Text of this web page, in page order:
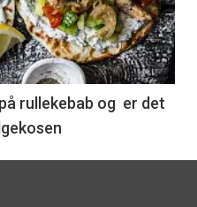
rullekebab og er det